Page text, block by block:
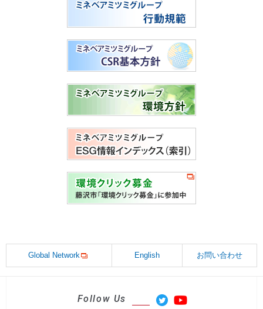
Global Network English お問い合わせ
Follow Us